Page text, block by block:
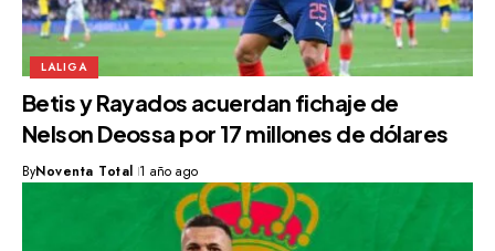
LALIGA
Betis y Rayados acuerdan fichaje de
Nelson Deossa por 17 millones de dólares
ByNoventa Total 1 año ago